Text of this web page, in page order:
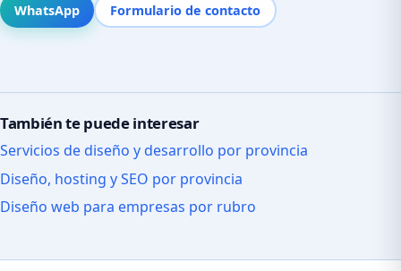
WhatsApp Formulario de contacto
También te puede interesar
Servicios de diseño y desarrollo por provincia
Diseño, hosting y SEO por provincia
Diseño web para empresas por rubro